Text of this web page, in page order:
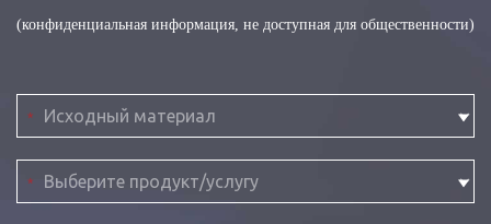
(конфиденциальная информация, не доступная для общественности)
*
*